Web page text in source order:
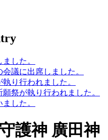
した。
議に出席しました。
り行われました。
祭が執り行われました。
した。
護神 廣田神